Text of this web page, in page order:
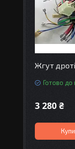
Жгут
Готово до
3 280 ₴